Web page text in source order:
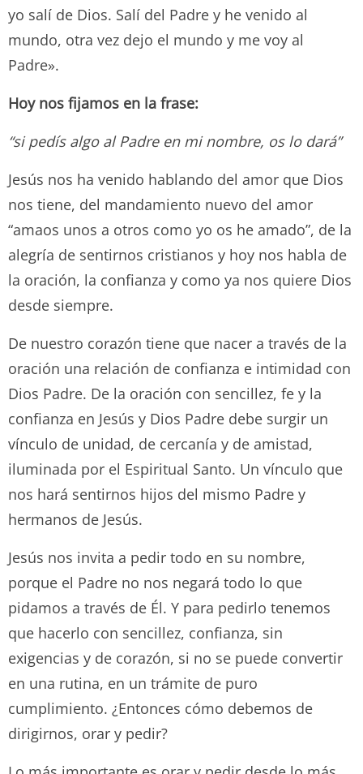
yo salí de Dios. Salí del Padre y he venido al
mundo, otra vez dejo el mundo y me voy al
Padre».
Hoy nos fijamos en la frase:
“si pedís algo al Padre en mi nombre, os lo dará”
Jesús nos ha venido hablando del amor que Dios
nos tiene, del mandamiento nuevo del amor
“amaos unos a otros como yo os he amado”, de la
alegría de sentirnos cristianos y hoy nos habla de
la oración, la confianza y como ya nos quiere Dios
desde siempre.
De nuestro corazón tiene que nacer a través de la
oración una relación de confianza e intimidad con
Dios Padre. De la oración con sencillez, fe y la
confianza en Jesús y Dios Padre debe surgir un
vínculo de unidad, de cercanía y de amistad,
iluminada por el Espiritual Santo. Un vínculo que
nos hará sentirnos hijos del mismo Padre y
hermanos de Jesús.
Jesús nos invita a pedir todo en su nombre,
porque el Padre no nos negará todo lo que
pidamos a través de Él. Y para pedirlo tenemos
que hacerlo con sencillez, confianza, sin
exigencias y de corazón, si no se puede convertir
en una rutina, en un trámite de puro
cumplimiento. ¿Entonces cómo debemos de
dirigirnos, orar y pedir?